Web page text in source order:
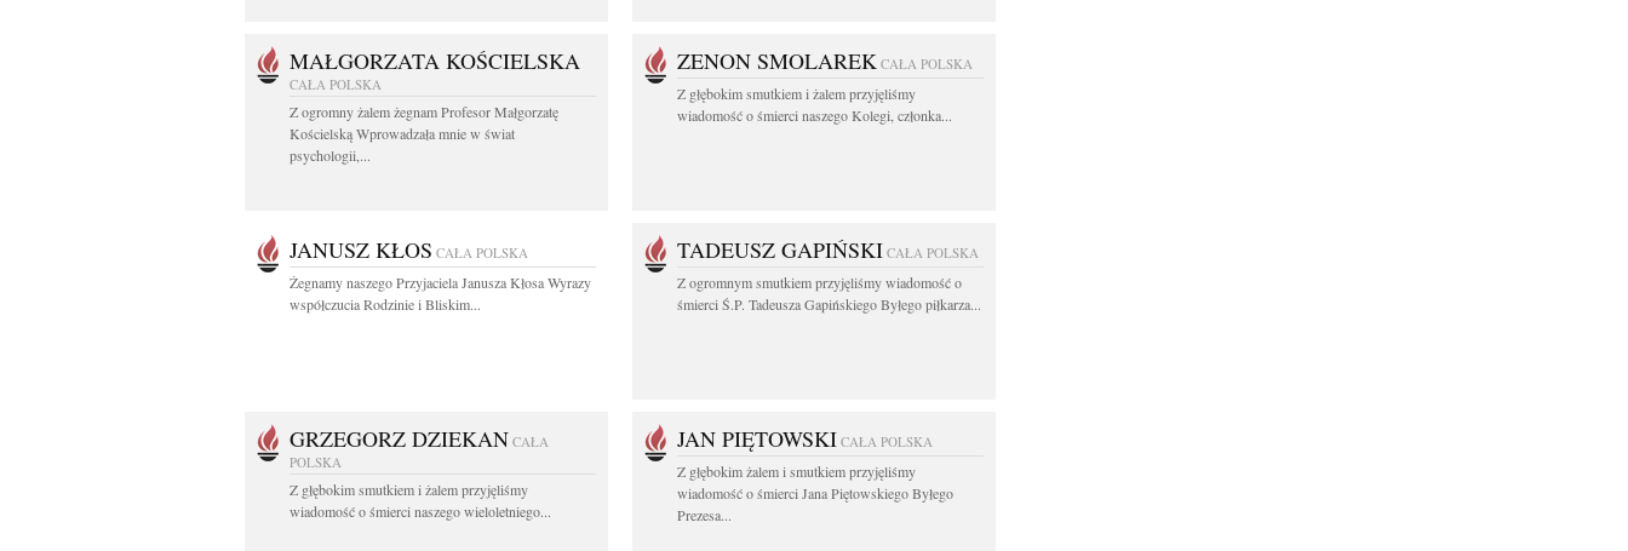
MAŁGORZATA KOŚCIELSKA
CAŁA POLSKA
Z ogromny żalem żegnam Profesor Małgorzatę
Kościelską Wprowadzała mnie w świat
psychologii,...
ZENON SMOLAREK CAŁA POLSKA
Z głębokim smutkiem i żalem przyjęliśmy
wiadomość o śmierci naszego Kolegi, członka...
JANUSZ KŁOS CAŁA POLSKA
Żegnamy naszego Przyjaciela Janusza Kłosa Wyrazy
współczucia Rodzinie i Bliskim...
TADEUSZ GAPIŃSKI CAŁA POLSKA
Z ogromnym smutkiem przyjęliśmy wiadomość o
śmierci Ś.P. Tadeusza Gapińskiego Byłego piłkarza...
GRZEGORZ DZIEKAN CAŁA
POLSKA
Z głębokim smutkiem i żalem przyjęliśmy
wiadomość o śmierci naszego wieloletniego...
JAN PIĘTOWSKI CAŁA POLSKA
Z głębokim żalem i smutkiem przyjęliśmy
wiadomość o śmierci Jana Piętowskiego Byłego
Prezesa...